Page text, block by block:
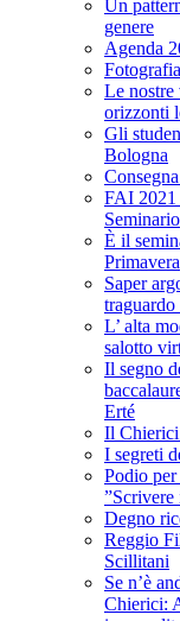
Un
genere
Agenda
Le nostre
orizzonti
Gli
Bologna
FAI 2021
Seminario
È il
Primavera
Saper
L’ alta
salotto
Il segno
Erté
Il Chierici
I segreti
Podio
”Scrivere
Degno
Reggio
Scillitani
Se n’è
Chierici: